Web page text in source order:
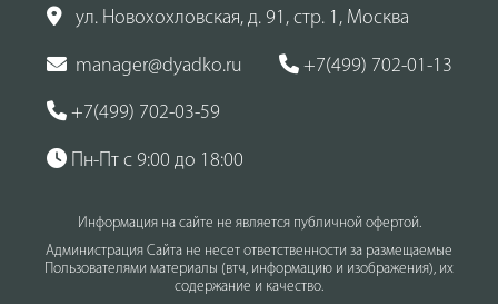
ул. Новохохловская, д. 91, стр. 1, Москва
manager@dyadko.ru +7(499) 702-01-13
+7(499) 702-03-59
Пн-Пт с 9:00 до 18:00
Информация на сайте не является публичной офертой.
Администрация Сайта не несет ответственности за размещаемые
Пользователями материалы (втч, информацию и изображения), их
содержание и качество.